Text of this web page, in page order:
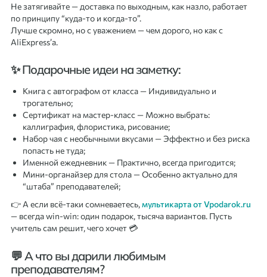
Не затягивайте — доставка по выходным, как назло, работает
по принципу “куда‑то и когда‑то”.
Лучше скромно, но с уважением — чем дорого, но как с
AliExpress’а.
✨ Подарочные идеи на заметку:
Книга с автографом от класса — Индивидуально и
трогательно;
Сертификат на мастер-класс — Можно выбрать:
каллиграфия, флористика, рисование;
Набор чая с необычными вкусами — Эффектно и без риска
попасть не туда;
Именной ежедневник — Практично, всегда пригодится;
Мини-органайзер для стола — Особенно актуально для
“штаба” преподавателей;
👉 А если всё-таки сомневаетесь,мультикарта от Vpodarok.ru
— всегда win-win: один подарок, тысяча вариантов. Пусть
учитель сам решит, чего хочет 💳
💬 А что вы дарили любимым
преподавателям?